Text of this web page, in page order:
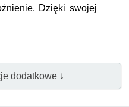
Dzięki swojej
dodatkowe ↓